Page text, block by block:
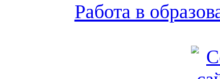
Работа в